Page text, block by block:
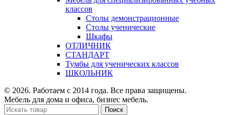
классов
Столы демонстрационные
Столы ученические
Шкафы
ОТЛИЧНИК
СТАНДАРТ
Тумбы для ученических классов
ШКОЛЬНИК
© 2026. Работаем с 2014 года. Все права защищены.
Мебель для дома и офиса, бизнес мебель.
Поиск